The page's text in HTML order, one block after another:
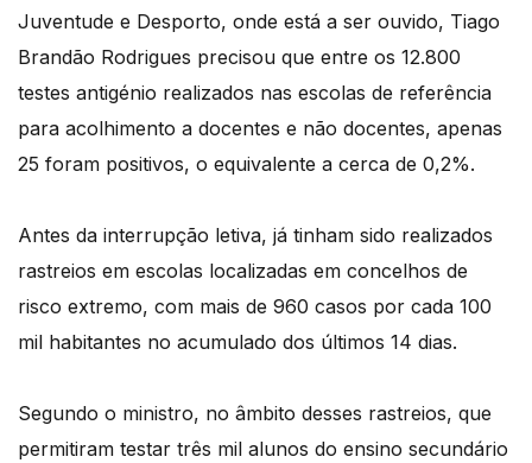
Juventude e Desporto, onde está a ser ouvido, Tiago
Brandão Rodrigues precisou que entre os 12.800
testes antigénio realizados nas escolas de referência
para acolhimento a docentes e não docentes, apenas
25 foram positivos, o equivalente a cerca de 0,2%.
Antes da interrupção letiva, já tinham sido realizados
rastreios em escolas localizadas em concelhos de
risco extremo, com mais de 960 casos por cada 100
mil habitantes no acumulado dos últimos 14 dias.
Segundo o ministro, no âmbito desses rastreios, que
permitiram testar três mil alunos do ensino secundário